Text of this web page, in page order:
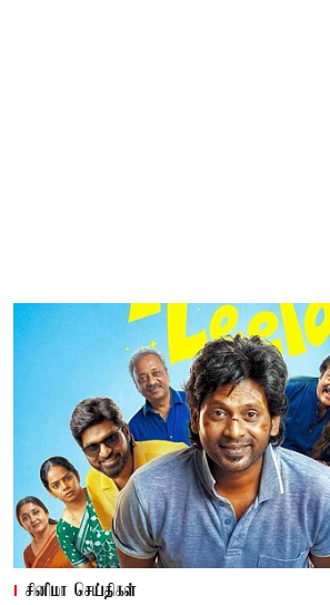
சினிமா செய்திகள்